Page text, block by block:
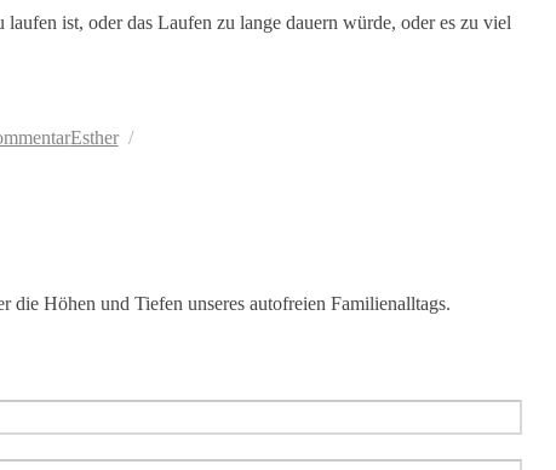
ist, oder das Laufen zu lange dauern würde, oder es zu viel
Autor
Esther
zu
Höhen und Tiefen unseres autofreien Familienalltags.